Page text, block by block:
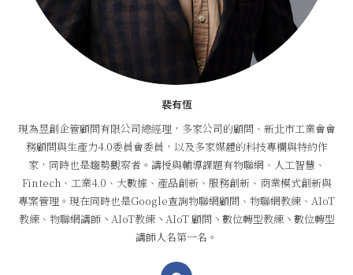
裴有恆
現為昱創企管顧問有限公司總經理，多家公司的顧問、新北市工業會會
務顧問與生產力4.0委員會委員，以及多家媒體的科技專欄與特約作
家，同時也是趨勢觀察者。講授與輔導課題有物聯網、人工智慧、
Fintech、工業4.0、大數據、產品創新、服務創新、商業模式創新與
專案管理。現在同時也是Google查詢物聯網顧問、物聯網教練、AIoT
教練、物聯網講師丶AIoT教練丶AIoT 顧問丶數位轉型教練丶數位轉型
講師人名第一名。